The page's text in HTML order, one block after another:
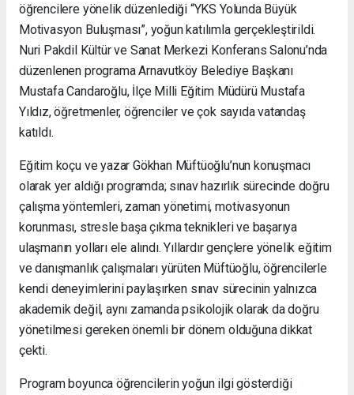
öğrencilere yönelik düzenlediği “YKS Yolunda Büyük
Motivasyon Buluşması”, yoğun katılımla gerçekleştirildi.
Nuri Pakdil Kültür ve Sanat Merkezi Konferans Salonu’nda
düzenlenen programa Arnavutköy Belediye Başkanı
Mustafa Candaroğlu, İlçe Milli Eğitim Müdürü Mustafa
Yıldız, öğretmenler, öğrenciler ve çok sayıda vatandaş
katıldı.
Eğitim koçu ve yazar Gökhan Müftüoğlu’nun konuşmacı
olarak yer aldığı programda; sınav hazırlık sürecinde doğru
çalışma yöntemleri, zaman yönetimi, motivasyonun
korunması, stresle başa çıkma teknikleri ve başarıya
ulaşmanın yolları ele alındı. Yıllardır gençlere yönelik eğitim
ve danışmanlık çalışmaları yürüten Müftüoğlu, öğrencilerle
kendi deneyimlerini paylaşırken sınav sürecinin yalnızca
akademik değil, aynı zamanda psikolojik olarak da doğru
yönetilmesi gereken önemli bir dönem olduğuna dikkat
çekti.
Program boyunca öğrencilerin yoğun ilgi gösterdiği